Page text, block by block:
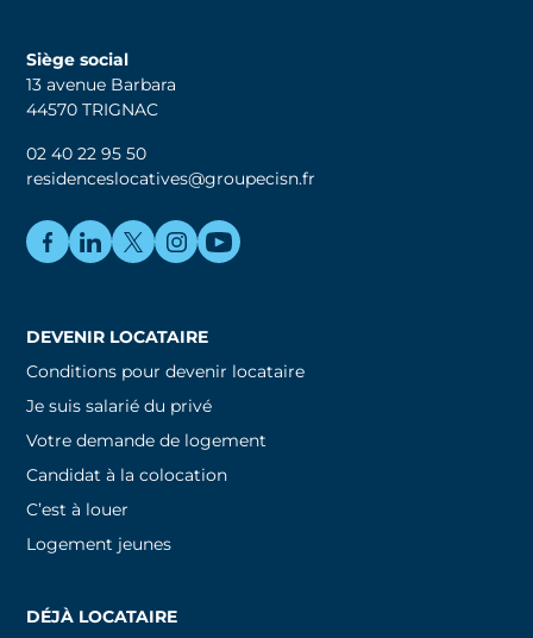
Siège social
13 avenue Barbara
44570 TRIGNAC
02 40 22 95 50
residenceslocatives@groupecisn.fr
DEVENIR LOCATAIRE
Conditions pour devenir locataire
Je suis salarié du privé
Votre demande de logement
Candidat à la colocation
C’est à louer
Logement jeunes
DÉJÀ LOCATAIRE